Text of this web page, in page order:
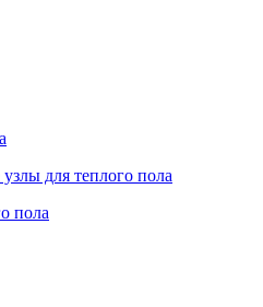
для теплого пола
пола